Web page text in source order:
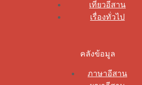
เที่ยวอีสาน
เรื่องทั่วไป
คลังข้อมูล
ภาษาอีสาน